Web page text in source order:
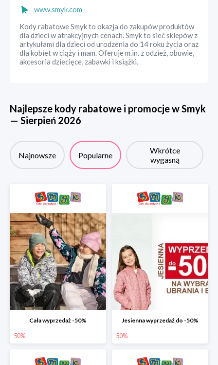
www.smyk.com
Kody rabatowe Smyk to okazja do zakupów produktów
dla dzieci w atrakcyjnych cenach. Smyk to sieć sklepów z
artykułami dla dzieci od urodzenia do 14 roku życia oraz
dla kobiet w ciąży i mam. Oferuje m.in. z odzież, obuwie,
akcesoria dziecięce, zabawki i książki.
Najlepsze kody rabatowe i promocje wSmyk
— Sierpień 2026
Najnowsze Popularne
Wkrótce
wygasną
Cała wyprzedaż -50%
50%
Jesienna wyprzedaż do -50%
50%